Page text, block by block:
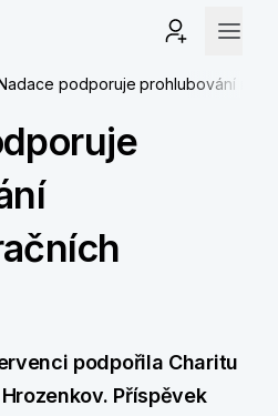
podporuje prohlubování
podpořila Charitu
Příspěvek